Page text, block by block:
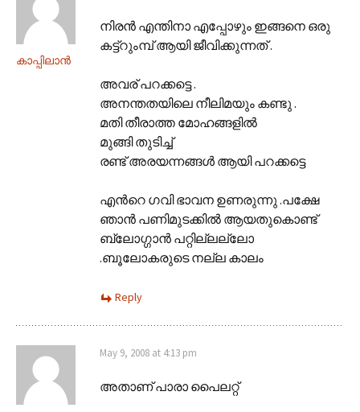
കാപ്പിലാന്‍
നിരന്‍ എന്തിനാ എപ്പോഴും ഇങ്ങനെ ഒരു
കട്ട്റുംമ്പ് ആയി ജീവിക്കുന്നത് .
അവര് പറക്കട്ടെ .
അനന്തതയിലെ നീലിമയും കണ്ടു .
മതി തീരാത്ത മോഹങ്ങളില്‍
മുങ്ങി തുടിച്ച്
രണ്ട് അരയന്നങ്ങള്‍ ആയി പറക്കട്ടെ
എന്‍റെ ഗവി ഭാവന ഉണരുന്നു .പക്ഷേ
ഞാന്‍ പണിമുടക്കില്‍ ആയതുകൊണ്ട്
ബ്ലോഗ്ഗാന്‍ പറ്റില്ലല്ലോ
.ബൂലോകരുടെ നല്ല കാലം
Reply
May 9, 2008 at 4:13 pm
അതാണ് പാരാ പൈലറ്റ്